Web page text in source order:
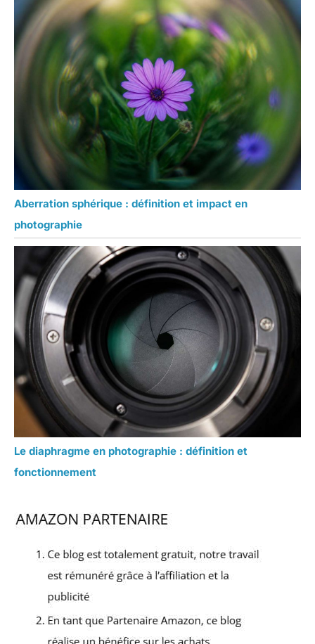
Aberration sphérique : définition et impact en
photographie
Le diaphragme en photographie : définition et
fonctionnement